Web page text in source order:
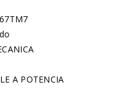
A POTENCIA